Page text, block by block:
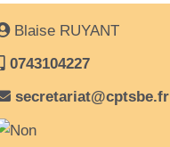
Blaise RUYANT
0743104227
secretariat@cptsbe.fr